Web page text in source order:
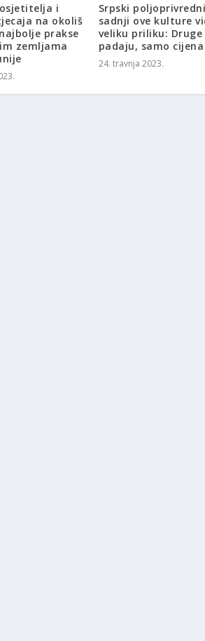
i
na okoliš
prakse
zemljama
Srpski
sadnji ove kulture
veliku priliku: Druge
padaju, samo
24. travnja 2023.